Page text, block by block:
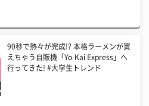
90秒で熱々が完成!? 本格ラーメンが買
えちゃう自販機「Yo-Kai Express」へ
行ってきた! #大学生トレンド